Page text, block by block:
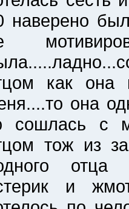
наверено
как она
она
сошлась с
тож из
отца
и